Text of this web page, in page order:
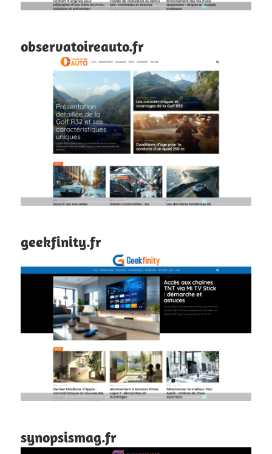
observatoireauto.fr
geekfinity.fr
synopsismag.fr